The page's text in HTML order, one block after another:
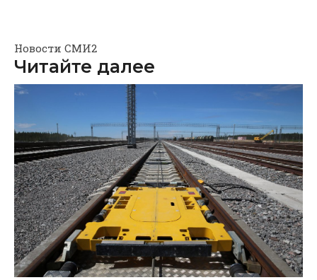
Новости СМИ2
Читайте далее